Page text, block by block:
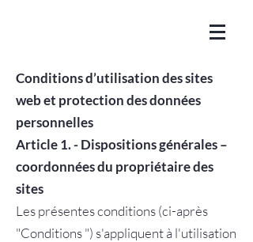
Conditions d’utilisation des sites
web et protection des données
personnelles
Article 1.- Dispositions générales –
coordonnées du propriétaire des
sites
Les présentes conditions (ci-après
"Conditions ") s'appliquent à l'utilisation